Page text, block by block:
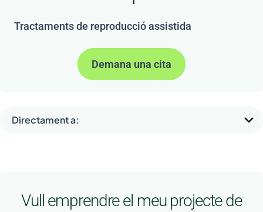
Tractaments de reproducció assistida
Demana una cita
Directament a:
Vull emprendre el meu projecte de